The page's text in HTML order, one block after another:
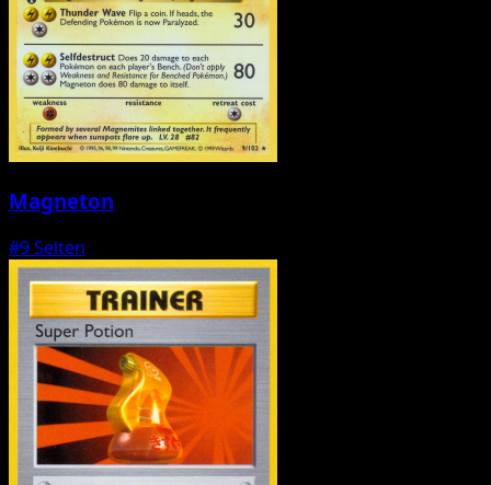
Magneton
#9Selten